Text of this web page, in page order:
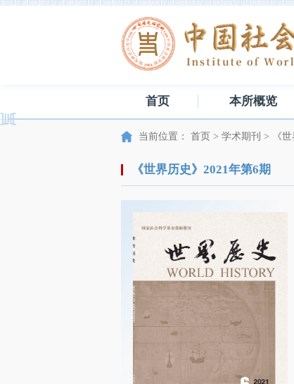
首页 本所概览
当前位置： 首页 > 学术期刊 > 《
《世界历史》2021年第6期